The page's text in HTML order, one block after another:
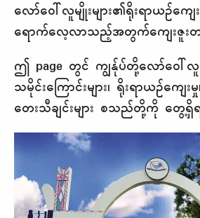
လော်ဝေါ်လူမျိုးများ၏ရိုးရာယဉ်ကျ
ရောက်လေ့လာသည့်အတွက်ကျေးဇူး
ဤ page တွင် ကျွန်ုပ်တို့လော်ဝေါ်လူမ
သမိုင်းကြောင်းများ၊ ရိုးရာယဉ်ကျေးမှု
တေးသီချင်းများ စသည်တို့ကို တွေ့ရှိ